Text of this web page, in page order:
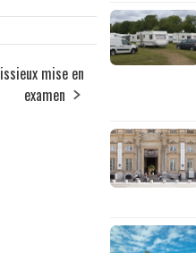
mise en
examen